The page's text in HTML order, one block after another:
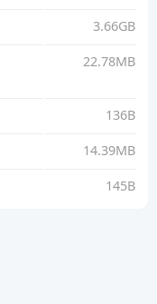
3.66GB
22.78MB
136B
14.39MB
145B